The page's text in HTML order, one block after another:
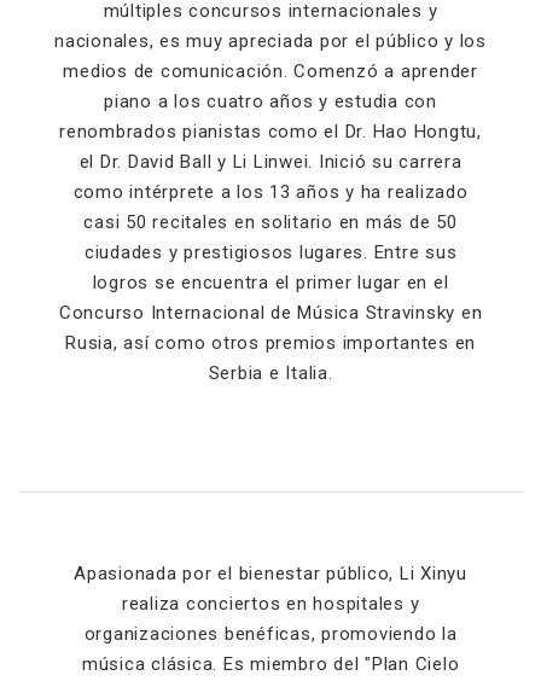
múltiples concursos internacionales y
nacionales, es muy apreciada por el público y los
medios de comunicación. Comenzó a aprender
piano a los cuatro años y estudia con
renombrados pianistas como el Dr. Hao Hongtu,
el Dr. David Ball y Li Linwei. Inició su carrera
como intérprete a los 13 años y ha realizado
casi 50 recitales en solitario en más de 50
ciudades y prestigiosos lugares. Entre sus
logros se encuentra el primer lugar en el
Concurso Internacional de Música Stravinsky en
Rusia, así como otros premios importantes en
Serbia e Italia.
Apasionada por el bienestar público, Li Xinyu
realiza conciertos en hospitales y
organizaciones benéficas, promoviendo la
música clásica. Es miembro del "Plan Cielo